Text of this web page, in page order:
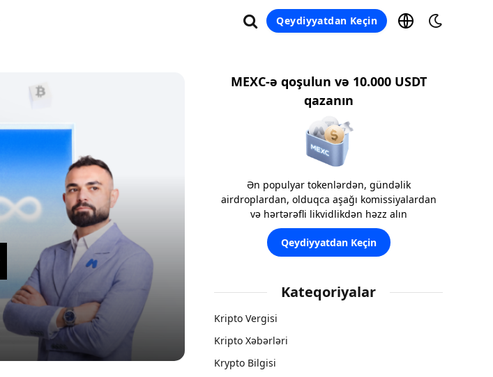
Qeydiyyatdan Keçin
MEXC-ə qoşulun və 10.000 USDT
qazanın
Ən populyar tokenlərdən, gündəlik
airdroplardan, olduqca aşağı komissiyalardan
və hərtərəfli likvidlikdən həzz alın
Qeydiyyatdan Keçin
Kateqoriyalar
Kripto Vergisi
Kripto Xəbərləri
Krypto Bilgisi